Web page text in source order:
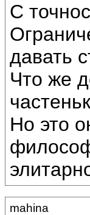
С
давать
Что же
Но это
mahina